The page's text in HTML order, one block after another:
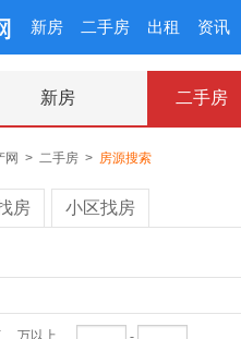
新房 二手房 出租 资讯
新房 二手房
网 > 二手房 > 房源搜索
房 小区找房
万以上 -